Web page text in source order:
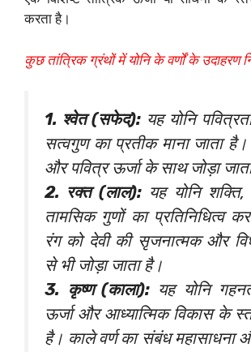
करता है।
कुछ तांत्रिक ग्रंथों में योनि के वर्णों के उदाहरण
1. श्वेत (सफेद): यह योनि
सत्वगुण का प्रतीक माना जाता
और पवित्र ऊर्जा के साथ जोड़ा
2. रक्त (लाल):यह योनि शक्ति,
तामसिक गुणों का प्रतिनिधित्व
रंग को देवी की सृजनात्मक और
से भी जोड़ा जाता है।
3. कृष्ण (काला): यह योनि
ऊर्जा और आध्यात्मिक विकास के
है। काले वर्ण का संबंध महासाधना